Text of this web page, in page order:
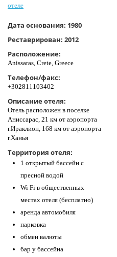
отеле
Дата основания: 1980
Реставрирован: 2012
Расположение:
Anissaras, Crete, Greece
Телефон/факс:
+302811103402
Описание отеля:
Отель расположен в поселке
Аниссарас, 21 км от аэропорта
г.Ираклион, 168 км от аэропорта
г.Ханья
Территория отеля:
1 открытый бассейн с
пресной водой
Wi Fi в общественных
местах отеля (бесплатно)
аренда автомобиля
парковка
обмен валюты
бар у бассейна